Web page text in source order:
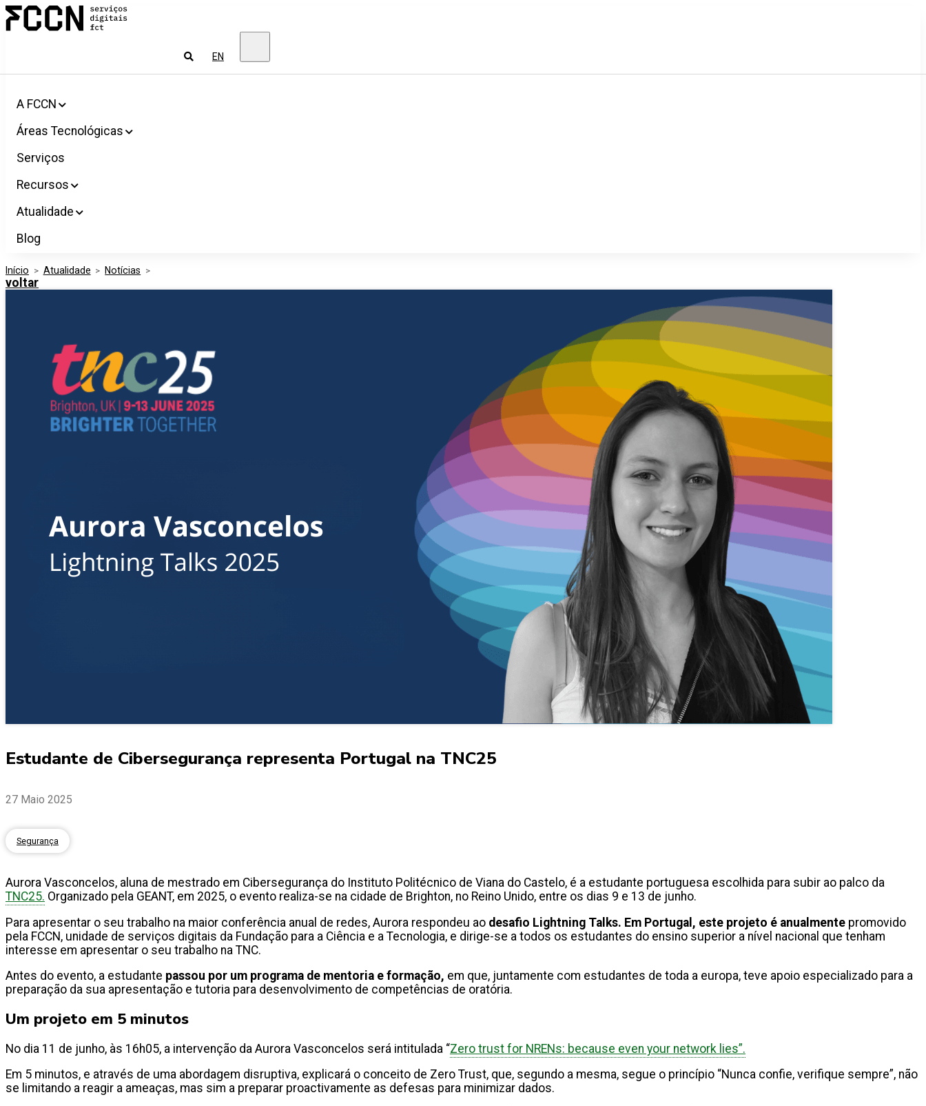
Salta
para
Pesquisar
EN
A FCCN
Áreas Tecnológicas
Serviços
Recursos
Atualidade
Blog
Início > Atualidade > Notícias >
voltar
Estudante de Cibersegurança representa Portugal na TNC25
27 Maio 2025
Segurança
Aurora Vasconcelos, aluna de mestrado em Cibersegurança do Instituto Politécnico de Viana do Castelo, é a estudante portuguesa escolhida para subir ao palco da
TNC25. Organizado pela GEANT, em 2025, o evento realiza-se na cidade de Brighton, no Reino Unido, entre os dias 9 e 13 de junho.
Para apresentar o seu trabalho na maior conferência anual de redes, Aurora respondeu ao desafio Lightning Talks. Em Portugal, este projeto é anualmente promovido
pela FCCN, unidade de serviços digitais da Fundação para a Ciência e a Tecnologia, e dirige-se a todos os estudantes do ensino superior a nível nacional que tenham
interesse em apresentar o seu trabalho na TNC.
Antes do evento, a estudante passou por um programa de mentoria e formação, em que, juntamente com estudantes de toda a europa, teve apoio especializado para a
preparação da sua apresentação e tutoria para desenvolvimento de competências de oratória.
Um projeto em 5 minutos
No dia 11 de junho, às 16h05, a intervenção da Aurora Vasconcelos será intitulada “Zero trust for NRENs: because even your network lies”.
Em 5 minutos, e através de uma abordagem disruptiva, explicará o conceito de Zero Trust, que, segundo a mesma, segue o princípio “Nunca confie, verifique sempre”, não
se limitando a reagir a ameaças, mas sim a preparar proactivamente as defesas para minimizar dados.